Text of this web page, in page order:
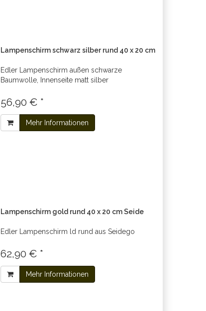
Lampenschirm schwarz silber rund 40 x 20 cm
Edler Lampenschirm außen schwarze
Baumwolle, Innenseite matt silber
56,90 € *
Mehr Informationen
Lampenschirm gold rund 40 x 20 cm Seide
Edler Lampenschirm ld rund aus Seidego
62,90 € *
Mehr Informationen